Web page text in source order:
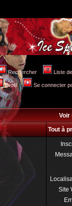
Rechercher Liste
Profil Se connecter
Voir
Tout à
Site